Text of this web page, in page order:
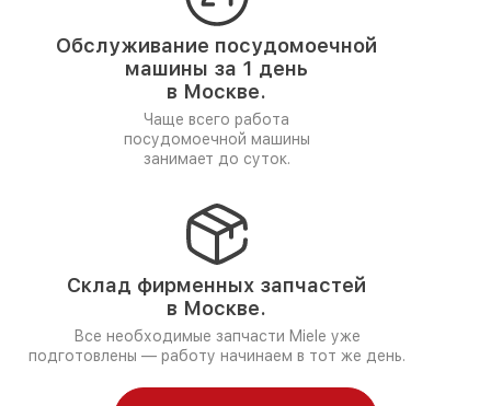
Обслуживание посудомоечной
машины за 1 день
в Москве.
Чаще всего работа
посудомоечной машины
занимает до суток.
Склад фирменных запчастей
в Москве.
Все необходимые запчасти Miele уже
подготовлены — работу начинаем в тот же день.